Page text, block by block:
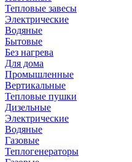
Тепловые завесы
Электрические
Водяные
Бытовые
Без нагрева
Для дома
Промышленные
Вертикальные
Тепловые пушки
Дизельные
Электрические
Водяные
Газовые
Теплогенераторы